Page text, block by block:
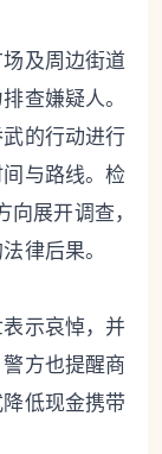
及周边街道
查嫌疑人。
的行动进行
与路线。检
向展开调查，
律后果。
示哀悼，并
方也提醒商
低现金携带